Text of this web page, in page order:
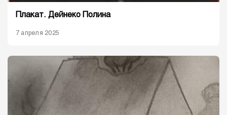
Плакат. Дейнеко Полина
7 апреля 2025